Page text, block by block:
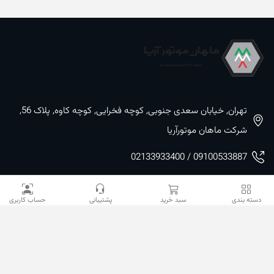
دسته بندی سبد خرید پشتیبانی حساب کاربری
تهران, خیابان سعدی جنوبی, کوچه فخرایی, کوچه کاوه, پلاک 56,
شرکت ماهان موتورآریا
09100533887 / 02133933400
02133941528